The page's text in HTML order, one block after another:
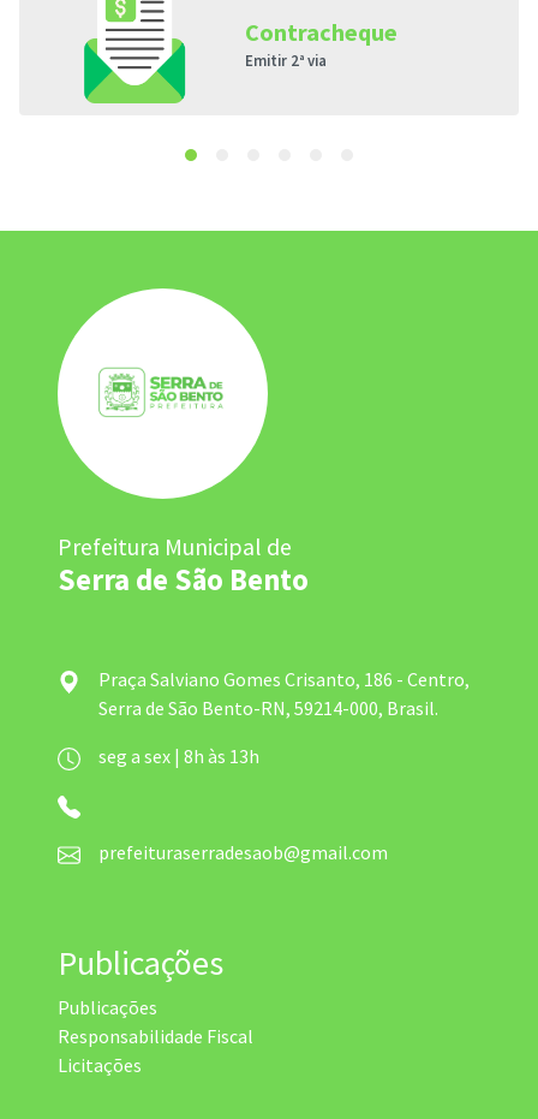
Contracheque
Emitir 2ª via
Prefeitura Municipal de
Serra de São Bento
Praça Salviano Gomes Crisanto, 186 - Centro,
Serra de São Bento-RN, 59214-000, Brasil.
seg a sex | 8h às 13h
prefeituraserradesaob@gmail.com
Publicações
Publicações
Responsabilidade Fiscal
Licitações